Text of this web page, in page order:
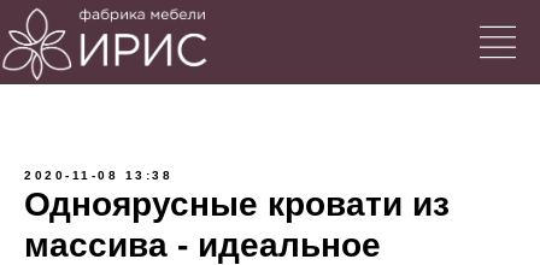
2020-11-08 13:38
Одноярусные кровати из
массива - идеальное